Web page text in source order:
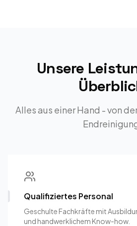
Unsere
Alles aus einer Hand - von
Qualifiziertes Personal
Geschulte Fachkräfte mit
und handwerklichem Know-how.